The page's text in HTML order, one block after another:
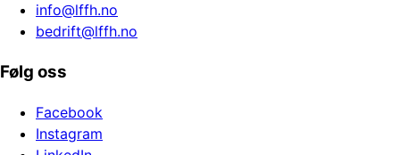
info@lffh.no
bedrift@lffh.no
Følg oss
Facebook
Instagram